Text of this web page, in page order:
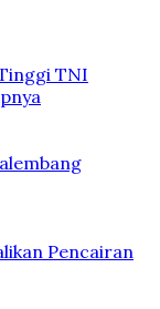
TNI
Pencairan